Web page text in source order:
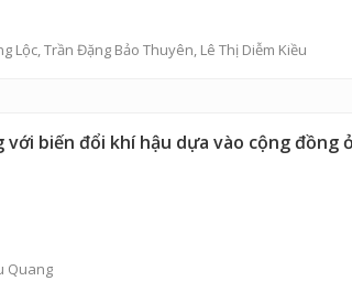
Lộc,Trần Đặng Bảo Thuyên, Lê Thị Diễm Kiều
biến đổi khí hậu dựa vào cộng đồng
Quang